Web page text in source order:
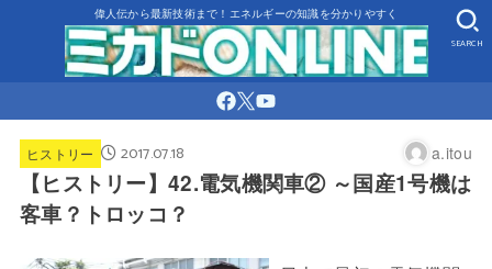
偉人伝から最新技術まで！エネルギーの知識を分かりやすく
SEARCH
ヒストリー 2017.07.18 a.itou
【ヒストリー】42.電気機関車② ～国産1号機は
客車？トロッコ？